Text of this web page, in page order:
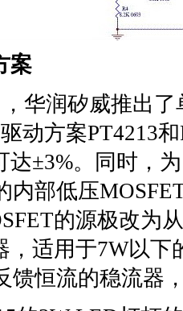
案
华润矽威推出了
动方案PT4213
达±3%。同时，
内部低压
的源极改为
，适用于7W以下
馈恒流的稳流器